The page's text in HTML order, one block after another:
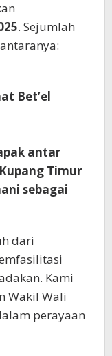
. Sejumlah
Bet’el
antar
Timur
sebagai
dari
Kami
Wakil Wali
perayaan